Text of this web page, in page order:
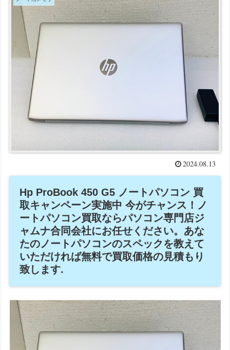
2024.08.13
Hp ProBook 450 G5 ノートパソコン 買
取キャンペーン実施中 今がチャンス！ノ
ートパソコン買取ならパソコン専門店ジ
ャムナ合同会社にお任せください。あな
たのノートパソコンのスペックを教えて
いただければ無料で買取価格の見積もり
致します.